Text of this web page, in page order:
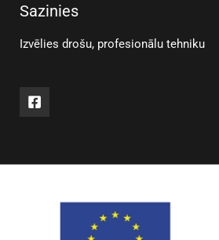
Sazinies
Izvēlies drošu, profesionālu tehniku